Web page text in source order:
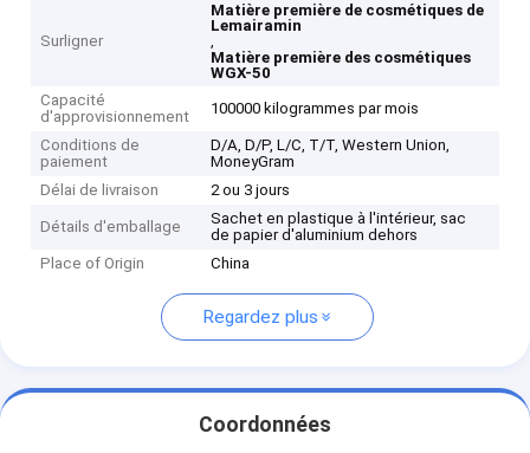
Surligner
Matière première de cosmétiques de
Lemairamin
,
Matière première des cosmétiques
WGX-50
Capacité
d'approvisionnement
100000 kilogrammes par mois
Conditions de
paiement
D/A, D/P, L/C, T/T, Western Union,
MoneyGram
Délai de livraison
2 ou 3 jours
Détails d'emballage
Sachet en plastique à l'intérieur, sac
de papier d'aluminium dehors
Place of Origin
China
Regardez plus
Coordonnées